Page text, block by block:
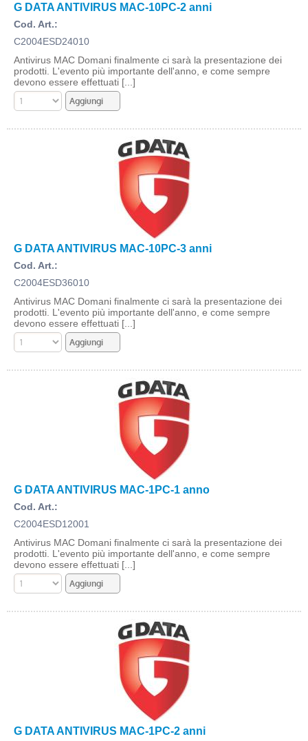
G DATA ANTIVIRUS MAC-10PC-2 anni
Cod. Art.:
C2004ESD24010
Antivirus MAC Domani finalmente ci sarà la presentazione dei
prodotti. L'evento più importante dell'anno, e come sempre
devono essere effettuati [...]
G DATA ANTIVIRUS MAC-10PC-3 anni
Cod. Art.:
C2004ESD36010
Antivirus MAC Domani finalmente ci sarà la presentazione dei
prodotti. L'evento più importante dell'anno, e come sempre
devono essere effettuati [...]
G DATA ANTIVIRUS MAC-1PC-1 anno
Cod. Art.:
C2004ESD12001
Antivirus MAC Domani finalmente ci sarà la presentazione dei
prodotti. L'evento più importante dell'anno, e come sempre
devono essere effettuati [...]
G DATA ANTIVIRUS MAC-1PC-2 anni